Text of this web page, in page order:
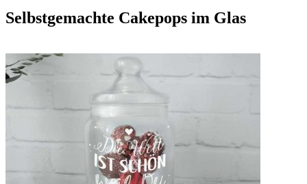
Selbstgemachte Cakepops im Glas